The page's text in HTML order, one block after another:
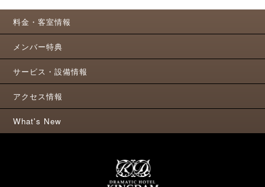
料金・客室情報
メンバー特典
サービス・設備情報
アクセス情報
What's New